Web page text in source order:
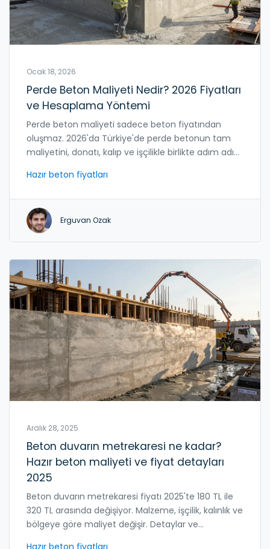
Ocak 18, 2026
Perde Beton Maliyeti Nedir? 2026 Fiyatları
ve Hesaplama Yöntemi
Perde beton maliyeti sadece beton fiyatından
oluşmaz. 2026'da Türkiye'de perde betonun tam
maliyetini, donatı, kalıp ve işçilikle birlikte adım adım
Hazır beton fiyatları
Erguvan Ozak
Aralık 28, 2025
Beton duvarın metrekaresi ne kadar?
Hazır beton maliyeti ve fiyat detayları
2025
Beton duvarın metrekaresi fiyatı 2025'te 180 TL ile
320 TL arasında değişiyor. Malzeme, işçilik, kalınlık ve
bölgeye göre maliyet değişir. Detaylar ve
Hazır beton fiyatları